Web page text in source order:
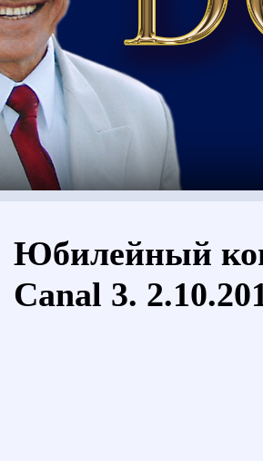
Sie sind hier
Юбилейный
Canal 3.